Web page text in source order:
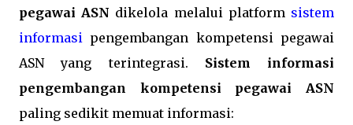
pegawai ASN dikelola melalui platform sistem
informasi pengembangan kompetensi pegawai
ASN yang terintegrasi. Sistem informasi
pengembangan kompetensi pegawai ASN
paling sedikit memuat informasi: